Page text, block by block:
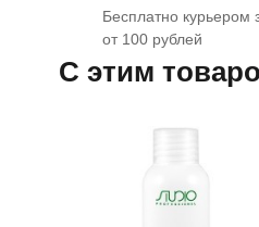
Бесплатно курьером
от 100 рублей
C этим